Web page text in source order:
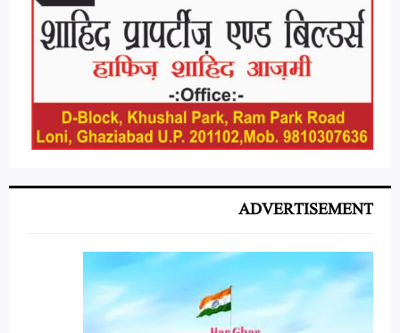
ADVERTISEMENT